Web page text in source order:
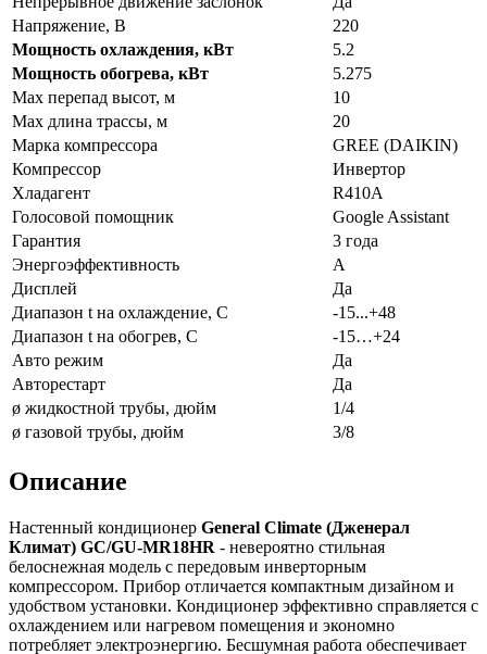
Напряжение, В
220
Мощность охлаждения, кВт
5.2
Мощность обогрева, кВт
5.275
Max перепад высот, м
10
Max длина трассы, м
20
Марка компрессора
GREE (DAIKIN)
Компрессор
Инвертор
Хладагент
R410A
Голосовой помощник
Google Assistant
Гарантия
3 года
Энергоэффективность
A
Дисплей
Да
Диапазон t на охлаждение, С
-15...+48
Диапазон t на обогрев, С
-15…+24
Авто режим
Да
Авторестарт
Да
ø жидкостной трубы, дюйм
1/4
ø газовой трубы, дюйм
3/8
Описание
Настенный кондиционер General Climate (Дженерал
Климат) GC/GU-MR18HR - невероятно стильная
белоснежная модель с передовым инверторным
компрессором. Прибор отличается компактным дизайном и
удобством установки. Кондиционер эффективно справляется с
охлаждением или нагревом помещения и экономно
потребляет электроэнергию. Бесшумная работа обеспечивает